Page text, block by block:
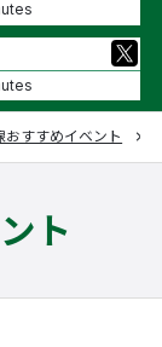
すすめイベント
ト